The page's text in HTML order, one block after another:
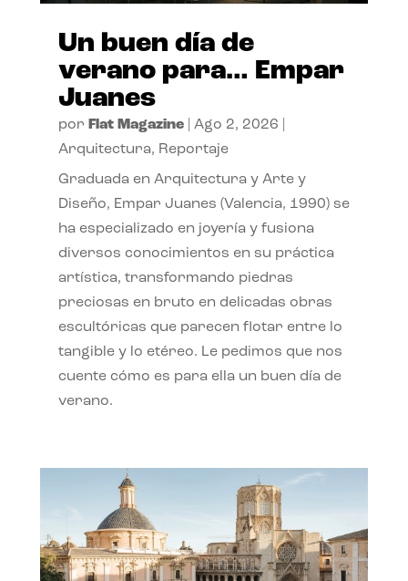
Un buen día de
verano para… Empar
Juanes
por Flat Magazine| Ago 2, 2026
Arquitectura, Reportaje
Graduada en Arquitectura y Arte y
Diseño, Empar Juanes (Valencia, 1990) se
ha especializado en joyería y fusiona
diversos conocimientos en su práctica
artística, transformando piedras
preciosas en bruto en delicadas obras
escultóricas que parecen flotar entre lo
tangible y lo etéreo. Le pedimos que nos
cuente cómo es para ella un buen día de
verano.